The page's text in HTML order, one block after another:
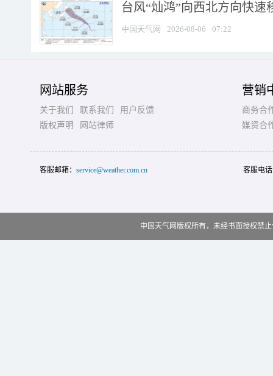
台风“灿鸿”向西北方向快
中国天气网 2026-08-06 07:22
网站服务
关于我们 联系我们
用户反馈
版权声明
网站律师
营销
商务合
媒资合
客服邮箱： service@weather.com.cn 客服电
中国天气网版权所有，未经书面授权